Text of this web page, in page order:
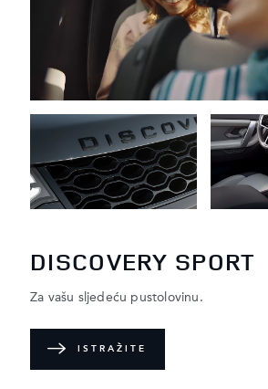
DISCOVERY SPORT
Za vašu sljedeću pustolovinu.
ISTRAŽITE